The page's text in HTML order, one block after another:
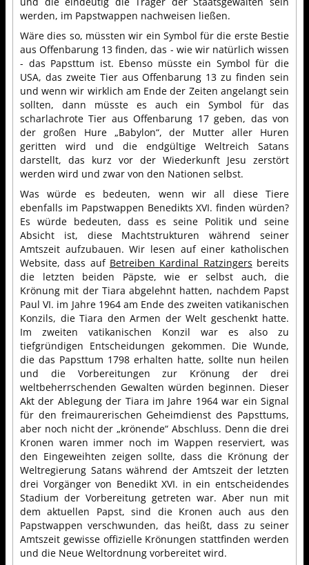
werden, im Papstwappen nachweisen ließen.
Wäre dies so, müssten wir ein Symbol für die erste Bestie
aus Offenbarung 13 finden, das - wie wir natürlich wissen
- das Papsttum ist. Ebenso müsste ein Symbol für die
USA, das zweite Tier aus Offenbarung 13 zu finden sein
und wenn wir wirklich am Ende der Zeiten angelangt sein
sollten, dann müsste es auch ein Symbol für das
scharlachrote Tier aus Offenbarung 17 geben, das von
der großen Hure „Babylon“, der Mutter aller Huren
geritten wird und die endgültige Weltreich Satans
darstellt, das kurz vor der Wiederkunft Jesu zerstört
werden wird und zwar von den Nationen selbst.
Was würde es bedeuten, wenn wir all diese Tiere
ebenfalls im Papstwappen Benedikts XVI. finden würden?
Es würde bedeuten, dass es seine Politik und seine
Absicht ist, diese Machtstrukturen während seiner
Amtszeit aufzubauen. Wir lesen auf einer katholischen
Website, dass auf Betreiben Kardinal Ratzingers bereits
die letzten beiden Päpste, wie er selbst auch, die
Krönung mit der Tiara abgelehnt hatten, nachdem Papst
Paul VI. im Jahre 1964 am Ende des zweiten vatikanischen
Konzils, die Tiara den Armen der Welt geschenkt hatte.
Im zweiten vatikanischen Konzil war es also zu
tiefgründigen Entscheidungen gekommen. Die Wunde,
die das Papsttum 1798 erhalten hatte, sollte nun heilen
und die Vorbereitungen zur Krönung der drei
weltbeherrschenden Gewalten würden beginnen. Dieser
Akt der Ablegung der Tiara im Jahre 1964 war ein Signal
für den freimaurerischen Geheimdienst des Papsttums,
aber noch nicht der „krönende“ Abschluss. Denn die drei
Kronen waren immer noch im Wappen reserviert, was
den Eingeweihten zeigen sollte, dass die Krönung der
Weltregierung Satans während der Amtszeit der letzten
drei Vorgänger von Benedikt XVI. in ein entscheidendes
Stadium der Vorbereitung getreten war. Aber nun mit
dem aktuellen Papst, sind die Kronen auch aus den
Papstwappen verschwunden, das heißt, dass zu seiner
Amtszeit gewisse offizielle Krönungen stattfinden werden
und die Neue Weltordnung vorbereitet wird.